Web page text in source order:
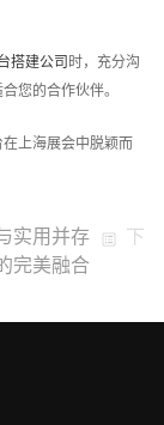
搭建公司 时，充分沟
您的合作伙伴。
上海展会中脱颖而
实用并存
下
完美融合